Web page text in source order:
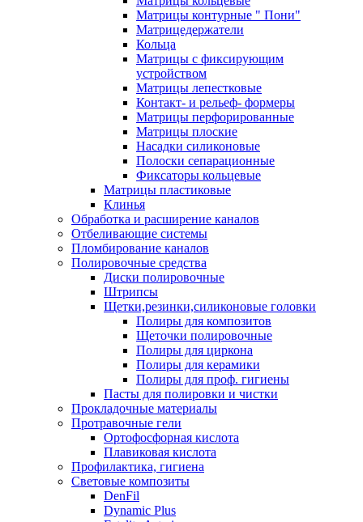
Матрицы контурные " Пони"
Матрицедержатели
Кольца
Матрицы с фиксирующим
устройством
Матрицы лепестковые
Контакт- и рельеф- формеры
Матрицы перфорированные
Матрицы плоские
Насадки силиконовые
Полоски сепарационные
Фиксаторы кольцевые
Матрицы пластиковые
Клинья
Обработка и расширение каналов
Отбеливающие системы
Пломбирование каналов
Полировочные средства
Диски полировочные
Штрипсы
Щетки,резинки,силиконовые головки
Полиры для композитов
Щеточки полировочные
Полиры для циркона
Полиры для керамики
Полиры для проф. гигиены
Пасты для полировки и чистки
Прокладочные материалы
Протравочные гели
Ортофосфорная кислота
Плавиковая кислота
Профилактика, гигиена
Световые композиты
DenFil
Dynamic Plus